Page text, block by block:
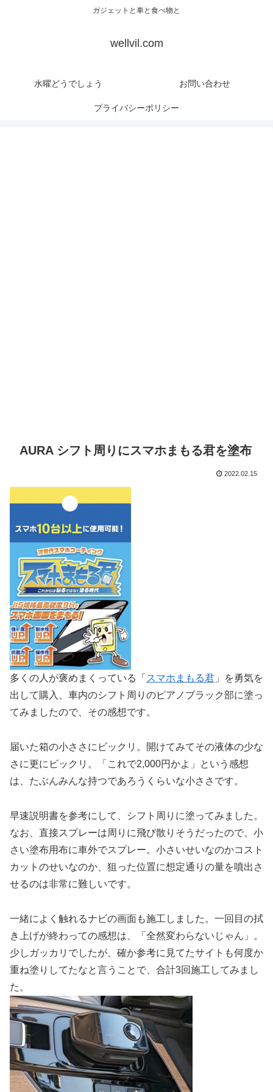
ガジェットと車と食べ物と
wellvil.com
水曜どうでしょう お問い合わせ
プライバシーポリシー
AURA シフト周りにスマホまもる君を塗布
2022.02.15
多くの人が褒めまくっている「 スマホまもる君 」を勇気を
出して購入、車内のシフト周りのピアノブラック部に塗っ
てみましたので、その感想です。
届いた箱の小ささにビックリ。開けてみてその液体の少な
さに更にビックリ。「これで2,000円かよ」という感想
は、たぶんみんな持つであろうくらいな小ささです。
早速説明書を参考にして、シフト周りに塗ってみました。
なお、直接スプレーは周りに飛び散りそうだったので、小
さい塗布用布に車外でスプレー。小さいせいなのかコスト
カットのせいなのか、狙った位置に想定通りの量を噴出さ
せるのは非常に難しいです。
一緒によく触れるナビの画面も施工しました。一回目の拭
き上げが終わっての感想は、「全然変わらないじゃん」。
少しガッカリでしたが、確か参考に見てたサイトも何度か
重ね塗りしてたなと言うことで、合計3回施工してみまし
た。